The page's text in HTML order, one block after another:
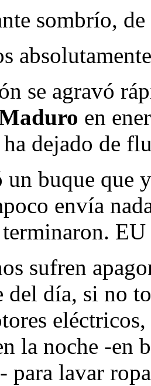
sombrío,
se agravó
en
dejado de
buque que
envía
sufren
del día, si no
la noche -en
para lavar